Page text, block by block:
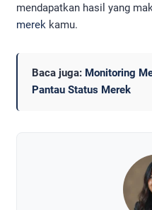
mendapatkan hasil yang
merek kamu.
Baca juga: Monitoring
Pantau Status Merek